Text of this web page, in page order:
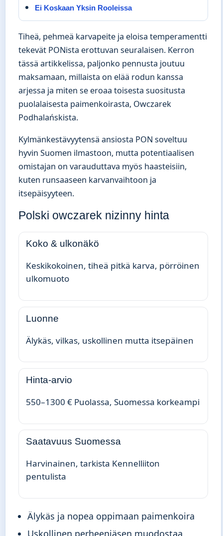
Ei Koskaan Yksin Rooleissa
Tiheä, pehmeä karvapeite ja eloisa temperamentti
tekevät PONista erottuvan seuralaisen. Kerron
tässä artikkelissa, paljonko pennusta joutuu
maksamaan, millaista on elää rodun kanssa
arjessa ja miten se eroaa toisesta suositusta
puolalaisesta paimenkoirasta, Owczarek
Podhalańskista.
Kylmänkestävyytensä ansiosta PON soveltuu
hyvin Suomen ilmastoon, mutta potentiaalisen
omistajan on varauduttava myös haasteisiin,
kuten runsaaseen karvanvaihtoon ja
itsepäisyyteen.
Polski owczarek nizinny hinta
Koko & ulkonäkö
Keskikokoinen, tiheä pitkä karva, pörröinen
ulkomuoto
Luonne
Älykäs, vilkas, uskollinen mutta itsepäinen
Hinta-arvio
550–1300 € Puolassa, Suomessa korkeampi
Saatavuus Suomessa
Harvinainen, tarkista Kennelliiton
pentulista
Älykäs ja nopea oppimaan paimenkoira